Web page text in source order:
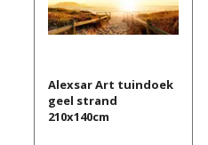
Alexsar Art tuindoek
geel strand
210x140cm